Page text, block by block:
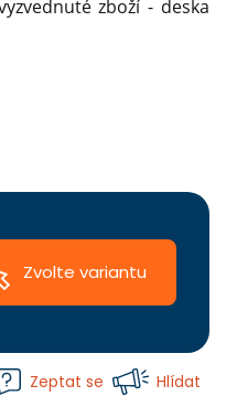
zboží - deska
Zvolte variantu
Zeptat se Hlídat